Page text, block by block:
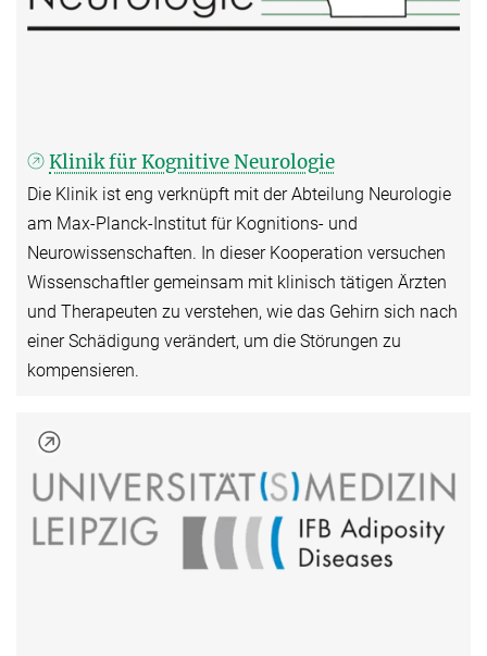
Klinik für Kognitive Neurologie
Die Klinik ist eng verknüpft mit der Abteilung Neurologie
am Max-Planck-Institut für Kognitions- und
Neurowissenschaften. In dieser Kooperation versuchen
Wissenschaftler gemeinsam mit klinisch tätigen Ärzten
und Therapeuten zu verstehen, wie das Gehirn sich nach
einer Schädigung verändert, um die Störungen zu
kompensieren.